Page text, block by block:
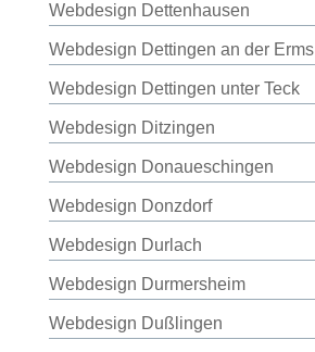
Webdesign Dettenhausen
Webdesign Dettingen an der Erms
Webdesign Dettingen unter Teck
Webdesign Ditzingen
Webdesign Donaueschingen
Webdesign Donzdorf
Webdesign Durlach
Webdesign Durmersheim
Webdesign Dußlingen